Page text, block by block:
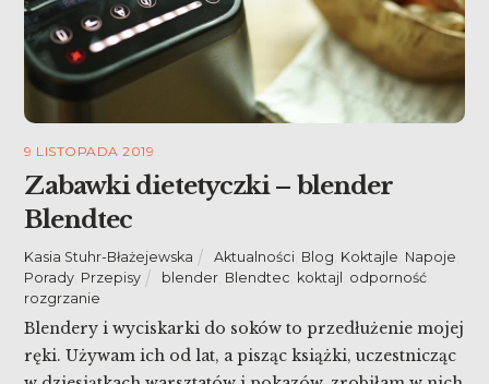
9 LISTOPADA 2019
Zabawki dietetyczki – blender
Blendtec
Kasia Stuhr-Błażejewska Aktualności Blog Koktajle Napoje
Porady Przepisy blender Blendtec koktajl odporność
rozgrzanie
Blendery i wyciskarki do soków to przedłużenie mojej
ręki. Używam ich od lat, a pisząc książki, uczestnicząc